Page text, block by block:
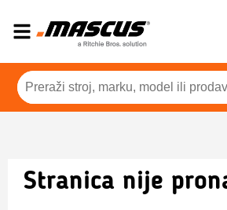
Stranica nije